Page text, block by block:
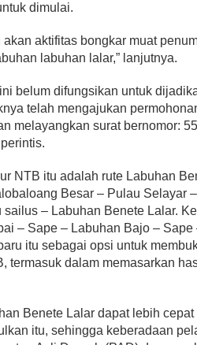
dimulai.
aktifitas bongkar muat
labuhan lalar,” lanjutnya.
belum difungsikan untuk
telah mengajukan
melayangkan surat bernomor:
NTB itu adalah rute Labuhan
Besar – Pulau Selayar
– Labuhan Benete Lalar.
– Sape – Labuhan Bajo – Sape
itu sebagai opsi untuk
termasuk dalam memasarkan
Benete Lalar dapat lebih
itu, sehingga keberadaan